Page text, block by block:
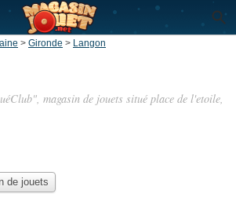
> Gironde > Langon
magasin de jouets situé place de l'etoile,
de jouets